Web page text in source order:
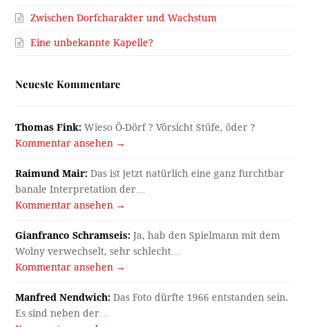
Zwischen Dorfcharakter und Wachstum
Eine unbekannte Kapelle?
Neueste Kommentare
Thomas Fink: Wieso Ö-Dörf ? Vörsicht Stüfe, öder ?
Kommentar ansehen →
Raimund Mair: Das ist jetzt natürlich eine ganz furchtbar
banale Interpretation der…
Kommentar ansehen →
Gianfranco Schramseis: Ja, hab den Spielmann mit dem
Wolny verwechselt, sehr schlecht…
Kommentar ansehen →
Manfred Nendwich: Das Foto dürfte 1966 entstanden sein.
Es sind neben der…